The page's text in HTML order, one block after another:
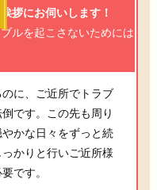
拶にお伺いします！
ルを起こさないためには
に、ご近所でトラブ
です。この先も周り
かな日々をずっと続
かりと行いご近所様
です。